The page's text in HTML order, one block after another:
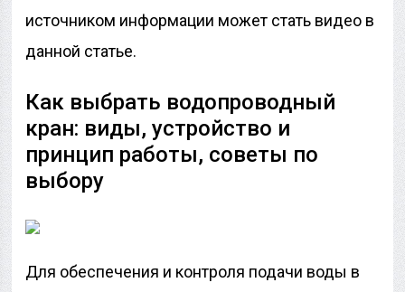
источником информации может стать видео в
данной статье.
Как выбрать водопроводный
кран: виды, устройство и
принцип работы, советы по
выбору
Для обеспечения и контроля подачи воды в